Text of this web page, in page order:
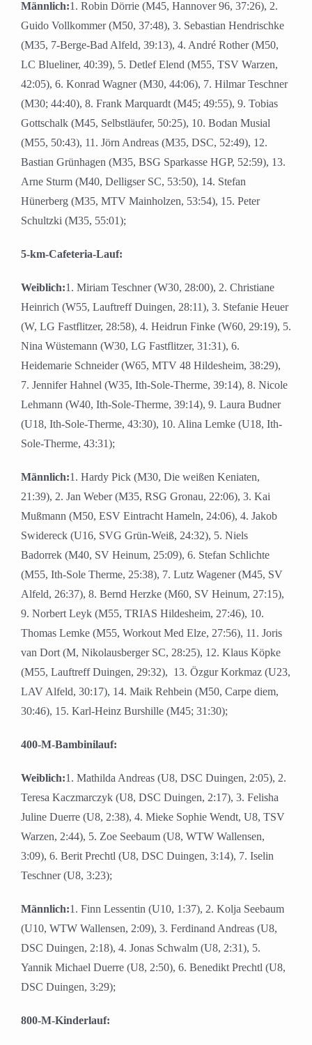
Männlich:1. Robin Dörrie (M45, Hannover 96, 37:26), 2.
Guido Vollkommer (M50, 37:48), 3. Sebastian Hendrischke
(M35, 7-Berge-Bad Alfeld, 39:13), 4. André Rother (M50,
LC Blueliner, 40:39), 5. Detlef Elend (M55, TSV Warzen,
42:05), 6. Konrad Wagner (M30, 44:06), 7. Hilmar Teschner
(M30; 44:40), 8. Frank Marquardt (M45; 49:55), 9. Tobias
Gottschalk (M45, Selbstläufer, 50:25), 10. Bodan Musial
(M55, 50:43), 11. Jörn Andreas (M35, DSC, 52:49), 12.
Bastian Grünhagen (M35, BSG Sparkasse HGP, 52:59), 13.
Arne Sturm (M40, Delligser SC, 53:50), 14. Stefan
Hünerberg (M35, MTV Mainholzen, 53:54), 15. Peter
Schultzki (M35, 55:01);
5-km-Cafeteria-Lauf:
Weiblich:1. Miriam Teschner (W30, 28:00), 2. Christiane
Heinrich (W55, Lauftreff Duingen, 28:11), 3. Stefanie Heuer
(W, LG Fastflitzer, 28:58), 4. Heidrun Finke (W60, 29:19), 5.
Nina Wüstemann (W30, LG Fastflitzer, 31:31), 6.
Heidemarie Schneider (W65, MTV 48 Hildesheim, 38:29),
7. Jennifer Hahnel (W35, Ith-Sole-Therme, 39:14), 8. Nicole
Lehmann (W40, Ith-Sole-Therme, 39:14), 9. Laura Budner
(U18, Ith-Sole-Therme, 43:30), 10. Alina Lemke (U18, Ith-
Sole-Therme, 43:31);
Männlich:1. Hardy Pick (M30, Die weißen Keniaten,
21:39), 2. Jan Weber (M35, RSG Gronau, 22:06), 3. Kai
Mußmann (M50, ESV Eintracht Hameln, 24:06), 4. Jakob
Swidereck (U16, SVG Grün-Weiß, 24:32), 5. Niels
Badorrek (M40, SV Heinum, 25:09), 6. Stefan Schlichte
(M55, Ith-Sole Therme, 25:38), 7. Lutz Wagener (M45, SV
Alfeld, 26:37), 8. Bernd Herzke (M60, SV Heinum, 27:15),
9. Norbert Leyk (M55, TRIAS Hildesheim, 27:46), 10.
Thomas Lemke (M55, Workout Med Elze, 27:56), 11. Joris
van Dort (M, Nikolausberger SC, 28:25), 12. Klaus Köpke
(M55, Lauftreff Duingen, 29:32), 13. Özgur Korkmaz (U23,
LAV Alfeld, 30:17), 14. Maik Rehbein (M50, Carpe diem,
30:46), 15. Karl-Heinz Burshille (M45; 31:30);
400-M-Bambinilauf:
Weiblich:1. Mathilda Andreas (U8, DSC Duingen, 2:05), 2.
Teresa Kaczmarczyk (U8, DSC Duingen, 2:17), 3. Felisha
Juline Duerre (U8, 2:38), 4. Mieke Sophie Wendt, U8, TSV
Warzen, 2:44), 5. Zoe Seebaum (U8, WTW Wallensen,
3:09), 6. Berit Prechtl (U8, DSC Duingen, 3:14), 7. Iselin
Teschner (U8, 3:23);
Männlich:1. Finn Lessentin (U10, 1:37), 2. Kolja Seebaum
(U10, WTW Wallensen, 2:09), 3. Ferdinand Andreas (U8,
DSC Duingen, 2:18), 4. Jonas Schwalm (U8, 2:31), 5.
Yannik Michael Duerre (U8, 2:50), 6. Benedikt Prechtl (U8,
DSC Duingen, 3:29);
800-M-Kinderlauf: